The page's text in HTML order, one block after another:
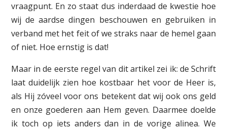
vraagpunt. En zo staat dus inderdaad de kwestie hoe
wij de aardse dingen beschouwen en gebruiken in
verband met het feit of we straks naar de hemel gaan
of niet. Hoe ernstig is dat!
Maar in de eerste regel van dit artikel zei ik: de Schrift
laat duidelijk zien hoe kostbaar het voor de Heer is,
als Hij zóveel voor ons betekent dat wij ook ons geld
en onze goederen aan Hem geven. Daarmee doelde
ik toch op iets anders dan in de vorige alinea. We